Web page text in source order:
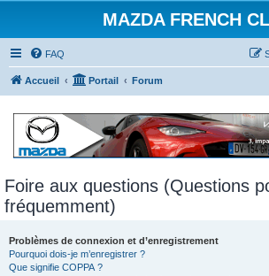
MAZDA FRENCH
FAQ
Accueil Portail Forum
Foire aux questions (Questions
fréquemment)
Problèmes de connexion et d’enregistrement
Pourquoi dois-je m’enregistrer ?
Que signifie COPPA ?